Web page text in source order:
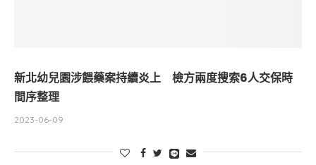
新北幼兒園涉餵藥案持續炎上 檢方兩度搜索6人交保時
間序整理
2023-06-09